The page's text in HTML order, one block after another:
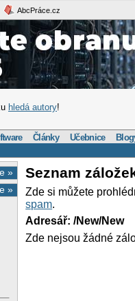
AbcPráce.cz
hledá autory!
Články Učebnice
»
»
Seznam
Zde si můžete
spam.
Adresář: /New/New
Zde nejsou žádné